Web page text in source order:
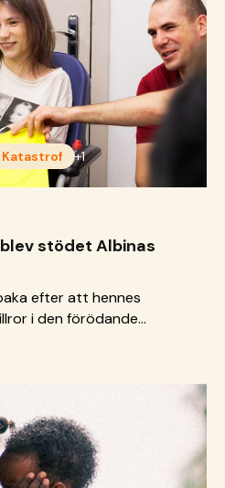
Katastrof +1
stödet Albinas
efter att hennes
i den förödande